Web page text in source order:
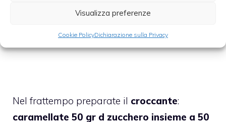
Visualizza preferenze
Cookie PolicyDichiarazione sulla Privacy
un paio di cucchiai di
zucchero
frigoper circa un’ora.
Nel frattempo preparate il croccante:
caramellate 50 gr d zucchero insieme a 50